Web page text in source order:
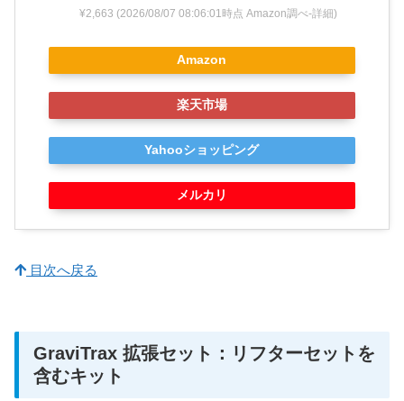
¥2,663 (2026/08/07 08:06:01時点 Amazon調べ-詳細)
Amazon
楽天市場
Yahooショッピング
メルカリ
目次へ戻る
GraviTrax 拡張セット：リフターセットを
含むキット